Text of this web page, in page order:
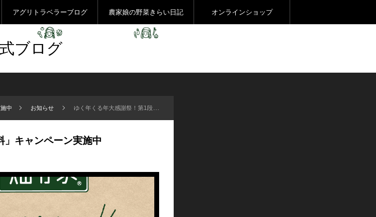
アグリトラベラーブログ 農家娘の野菜きらい日記 オンラインショップ
ブログ
中 お知らせ ゆく年くる年大感謝祭！第1段「送料無料」キャンペーン実施中
」キャンペーン実施中